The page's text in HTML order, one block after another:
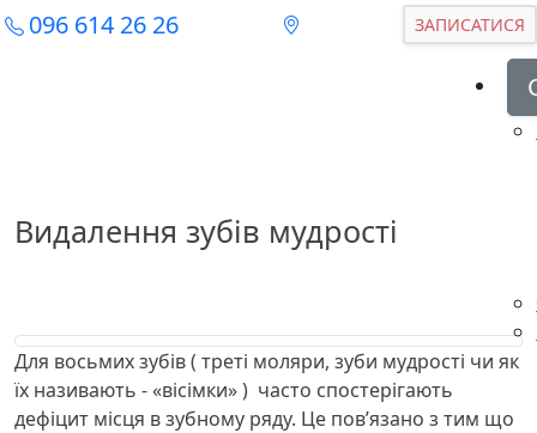
096 614 26 26 ЗАПИСАТИСЯ
Видалення зубів мудрості
Для восьмих зубів ( треті моляри, зуби мудрості чи як
їх називають - «вісімки» ) часто спостерігають
дефіцит місця в зубному ряду. Це пов’язано з тим що